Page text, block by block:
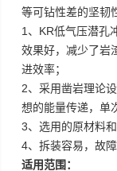
等可钻性差的坚韧
1 、 KR低气压潜孔
效果好，减少了岩
进效率；
2、采用凿岩理论
想的能量传递，单
3、选用的原材料
4、拆装容易，故
适用范围：